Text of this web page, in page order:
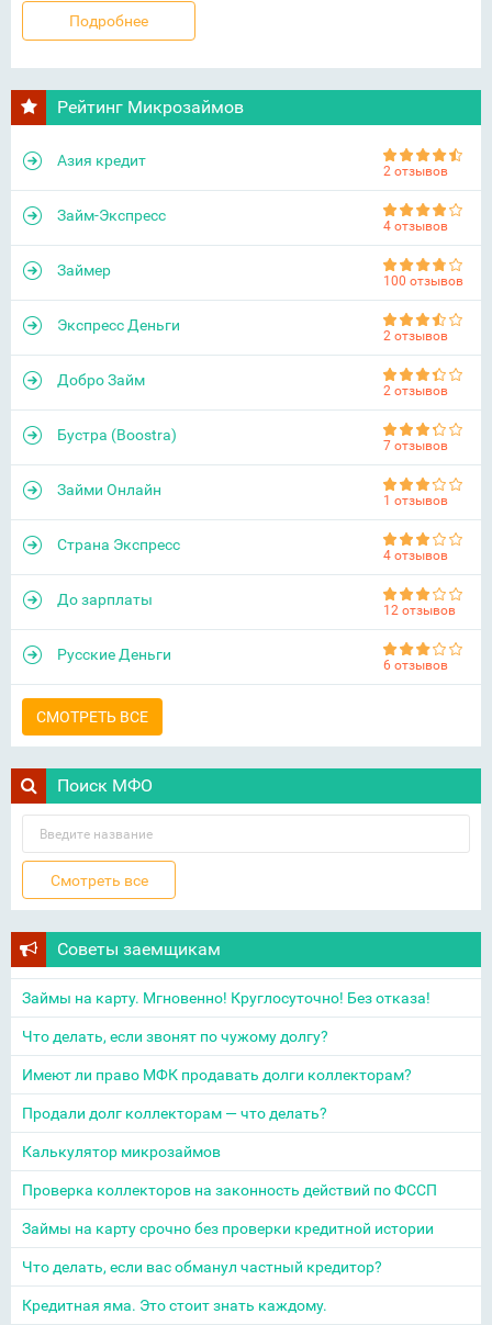
Подробнее
Рейтинг Микрозаймов
Азия кредит
2 отзывов
Займ-Экспресс
4 отзывов
Займер
100 отзывов
Экспресс Деньги
2 отзывов
Добро Займ
2 отзывов
Бустра (Boostra)
7 отзывов
Займи Онлайн
1 отзывов
Страна Экспресс
4 отзывов
До зарплаты
12 отзывов
Русские Деньги
6 отзывов
СМОТРЕТЬ ВСЕ
Поиск МФО
Советы заемщикам
Займы на карту. Мгновенно! Круглосуточно! Без отказа!
Что делать, если звонят по чужому долгу?
Имеют ли право МФК продавать долги коллекторам?
Продали долг коллекторам — что делать?
Калькулятор микрозаймов
Проверка коллекторов на законность действий по ФССП
Займы на карту срочно без проверки кредитной истории
Что делать, если вас обманул частный кредитор?
Кредитная яма. Это стоит знать каждому.